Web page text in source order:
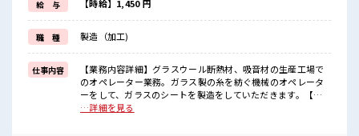
毎日の服装の悩み解消♪
≪自分に合った期間で働ける≫
福利厚生が整った派遣のお仕事です！
■職場の雰囲気
休憩室で楽しくおしゃべり！
ストレス解消☆
ロッカーあり！
給 与 【時給】1,450 円
職 種 製造（加工)
仕事内容
【業務内容詳細】グラスウール断熱材、吸音材の生産工場で
のオペレーター業務。ガラス製の糸を紡ぐ機械のオペレータ
ーをして、ガラスのシートを製造をしていただきます。【取
扱製品情報】グラスウール製品 ■お仕事PR ≪経験を活かせる
…詳細を見る